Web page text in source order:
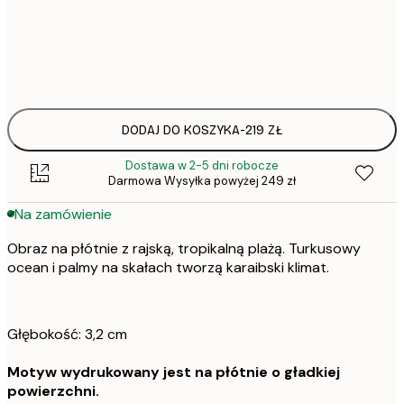
DODAJ DO KOSZYKA-219 ZŁ
Dostawa w 2-5 dni robocze
Darmowa Wysyłka powyżej 249 zł
Na zamówienie
Obraz na płótnie z rajską, tropikalną plażą. Turkusowy
ocean i palmy na skałach tworzą karaibski klimat.
Głębokość: 3,2 cm
Motyw wydrukowany jest na płótnie o gładkiej
powierzchni.